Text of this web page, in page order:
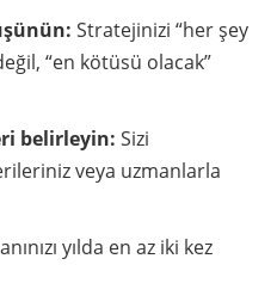
Stratejinizi “her şey
“en kötüsü olacak”
belirleyin: Sizi
veya uzmanlarla
yılda en az iki kez